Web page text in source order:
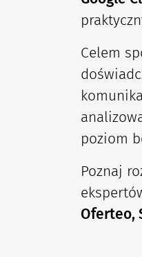
Celem
poziom
Poznaj
Oferteo,